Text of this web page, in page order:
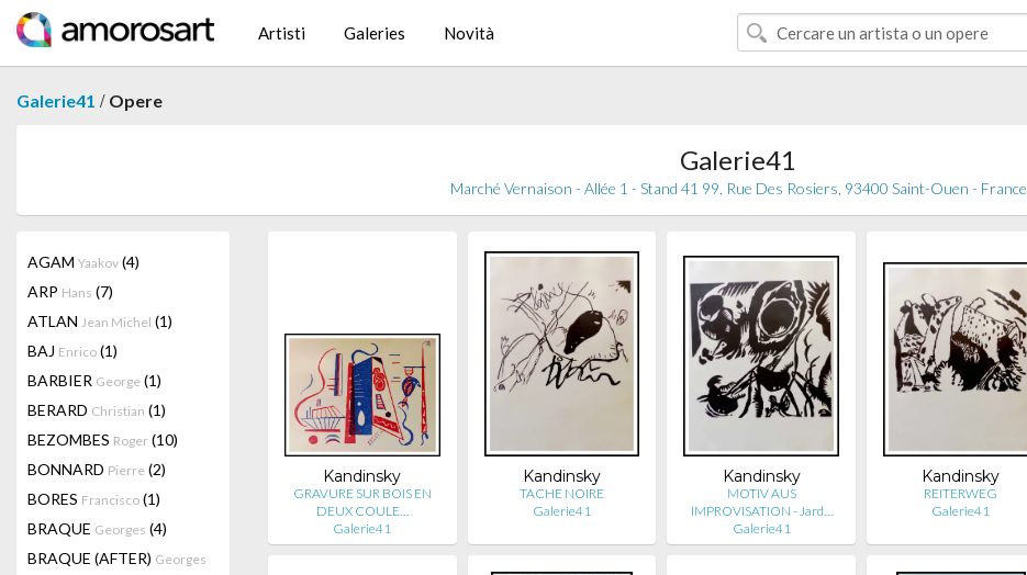
Artisti Galeries Novità
Galerie41 / Opere
Galerie41
Marché Vernaison - Allée 1 - Stand 41 99, Rue Des Rosiers, 93400 Saint-Ouen - France
AGAM Yaakov (4)
ARP Hans (7)
ATLAN Jean Michel (1)
BAJ Enrico (1)
BARBIER George (1)
BERARD Christian (1)
BEZOMBES Roger (10)
BONNARD Pierre (2)
BORES Francisco (1)
BRAQUE Georges (4)
BRAQUE (AFTER) Georges
Kandinsky
GRAVURE SUR BOIS EN
DEUX COULE…
Galerie41
Kandinsky
TACHE NOIRE
Galerie41
Kandinsky
MOTIV AUS
IMPROVISATION - Jard…
Galerie41
Kandinsky
REITERWEG
Galerie41